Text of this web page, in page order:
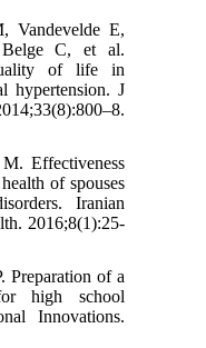
Vandevelde E,
Belge C, et al.
of life in
hypertension. J
M. Effectiveness
of spouses
Iranian
2016;8(1):25-
Preparation of a
high school
Innovations.